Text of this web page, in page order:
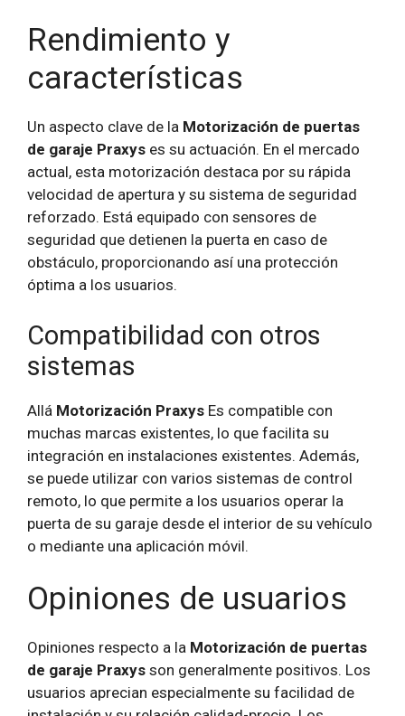
Rendimiento y
características
Un aspecto clave de la Motorización de puertas
de garaje Praxys es su actuación. En el mercado
actual, esta motorización destaca por su rápida
velocidad de apertura y su sistema de seguridad
reforzado. Está equipado con sensores de
seguridad que detienen la puerta en caso de
obstáculo, proporcionando así una protección
óptima a los usuarios.
Compatibilidad con otros
sistemas
Allá Motorización Praxys Es compatible con
muchas marcas existentes, lo que facilita su
integración en instalaciones existentes. Además,
se puede utilizar con varios sistemas de control
remoto, lo que permite a los usuarios operar la
puerta de su garaje desde el interior de su vehículo
o mediante una aplicación móvil.
Opiniones de usuarios
Opiniones respecto a la Motorización de puertas
de garaje Praxys son generalmente positivos. Los
usuarios aprecian especialmente su facilidad de